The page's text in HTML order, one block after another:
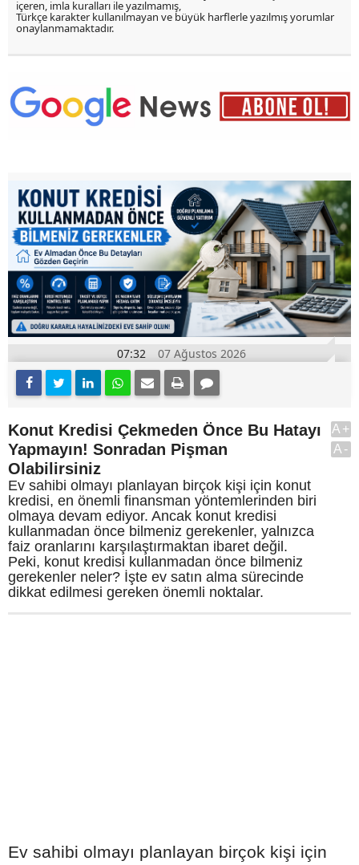
içeren, imla kuralları ile yazılmamış,
Türkçe karakter kullanılmayan ve büyük harflerle yazılmış yorumlar
onaylanmamaktadır.
07:32 07 Ağustos 2026
Konut Kredisi Çekmeden Önce Bu Hatayı
Yapmayın! Sonradan Pişman
Olabilirsiniz
Ev sahibi olmayı planlayan birçok kişi için konut
kredisi, en önemli finansman yöntemlerinden biri
olmaya devam ediyor. Ancak konut kredisi
kullanmadan önce bilmeniz gerekenler, yalnızca
faiz oranlarını karşılaştırmaktan ibaret değil.
Peki, konut kredisi kullanmadan önce bilmeniz
gerekenler neler? İşte ev satın alma sürecinde
dikkat edilmesi gereken önemli noktalar.
A+
A-
Ev sahibi olmayı planlayan birçok kişi için